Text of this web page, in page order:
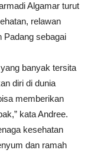
Algamar turut
relawan
Padang sebagai
banyak tersita
diri di dunia
memberikan
kata Andree.
kesehatan
dan ramah